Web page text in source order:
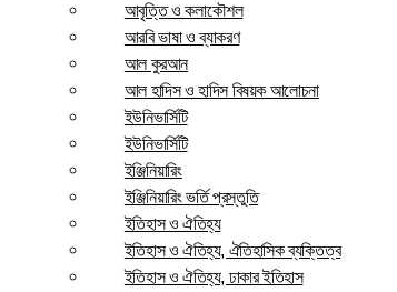
আবৃত্তি ও কলাকৌশল
আরবি ভাষা ও ব্যাকরণ
আল কুরআন
আল হাদিস ও হাদিস বিষয়ক আলোচনা
ইউনিভার্সিটি
ইউনিভার্সিটি
ইঞ্জিনিয়ারিং
ইঞ্জিনিয়ারিং ভর্তি প্রস্তুতি
ইতিহাস ও ঐতিহ্য
ইতিহাস ও ঐতিহ্য, ঐতিহাসিক ব্যক্তিত্ব
ইতিহাস ও ঐতিহ্য, ঢাকার ইতিহাস